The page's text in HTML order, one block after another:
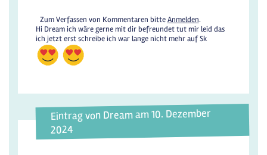
Zum Verfassen von Kommentaren bitteAnmelden.
Hi Dream ich wäre gerne mit dir befreundet tut mir leid das
ich jetzt erst schreibe ich war lange nicht mehr auf Sk
Eintrag von Dream am 10. Dezember
2024